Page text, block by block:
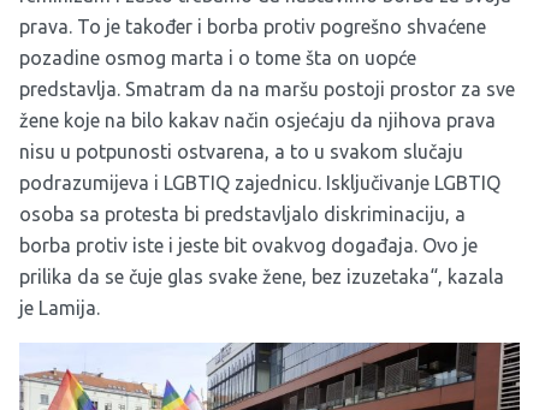
prava. To je također i borba protiv pogrešno shvaćene
pozadine osmog marta i o tome šta on uopće
predstavlja. Smatram da na maršu postoji prostor za sve
žene koje na bilo kakav način osjećaju da njihova prava
nisu u potpunosti ostvarena, a to u svakom slučaju
podrazumijeva i LGBTIQ zajednicu. Isključivanje LGBTIQ
osoba sa protesta bi predstavljalo diskriminaciju, a
borba protiv iste i jeste bit ovakvog događaja. Ovo je
prilika da se čuje glas svake žene, bez izuzetaka“, kazala
je Lamija.